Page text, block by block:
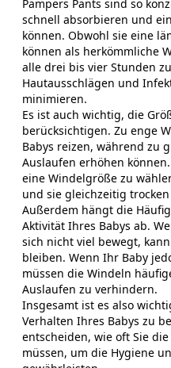
Pampers Pants sind so
schnell absorbieren und
können. Obwohl sie eine
können als herkömmliche
alle drei bis vier Stunden
Hautausschlägen und
minimieren.
Es ist auch wichtig, die
berücksichtigen. Zu enge
Babys reizen, während zu
Auslaufen erhöhen
eine Windelgröße zu
und sie gleichzeitig
Außerdem hängt die
Aktivität Ihres Babys ab.
sich nicht viel bewegt,
bleiben. Wenn Ihr Baby
müssen die Windeln
Auslaufen zu verhindern.
Insgesamt ist es also
Verhalten Ihres Babys zu
entscheiden, wie oft Sie
müssen, um die Hygiene